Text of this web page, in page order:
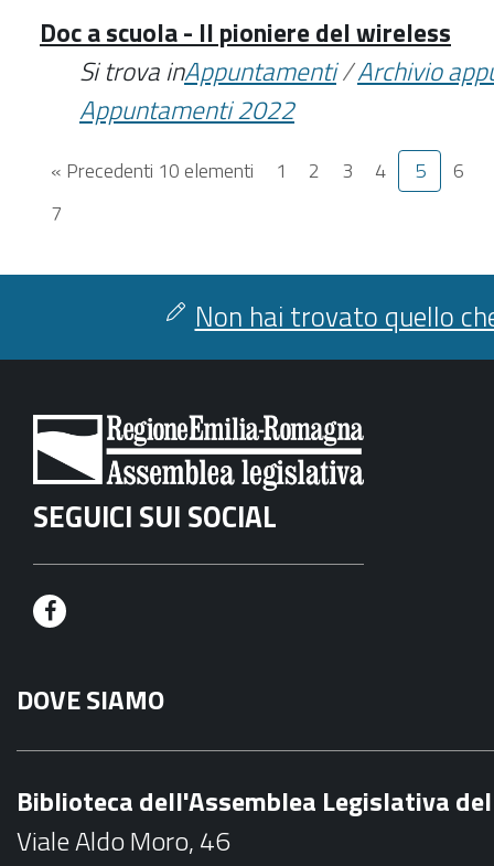
Doc a scuola - Il pioniere del wireless
Si trova inAppuntamenti/Archivio
Appuntamenti 2022
« Precedenti 10 elementi 1 2 3 4 5
6
7
Non hai trovato quello
SEGUICI SUI SOCIAL
F
c
e
o
DOVE SIAMO
Biblioteca dell'Assemblea Legislativa
Viale Aldo Moro, 46